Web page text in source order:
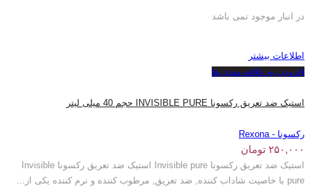
در انبار موجود نمی باشد
اطلاعات بیشتر
افزودن به علاقه مندی ها
استیک ضد تعریق رکسونا INVISIBLE PURE حجم 40 میلی لیتر
رکسونا - Rexona
۲۵۰,۰۰۰ تومان
استیک ضد تعریق رکسونا Invisible pure استیک ضد تعریق رکسونا Invisible
pure با خاصیت شاداب کننده, ضد تعریق, مرطوب کننده و نرم کننده یکی از...